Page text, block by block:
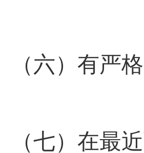
（六）有严
（七）在最